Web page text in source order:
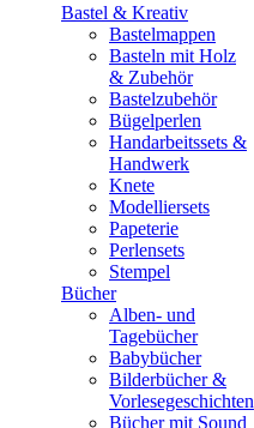
Bastel & Kreativ
Bastelmappen
Basteln mit Holz
& Zubehör
Bastelzubehör
Bügelperlen
Handarbeitssets &
Handwerk
Knete
Modelliersets
Papeterie
Perlensets
Stempel
Bücher
Alben- und
Tagebücher
Babybücher
Bilderbücher &
Vorlesegeschichten
Bücher mit Sound